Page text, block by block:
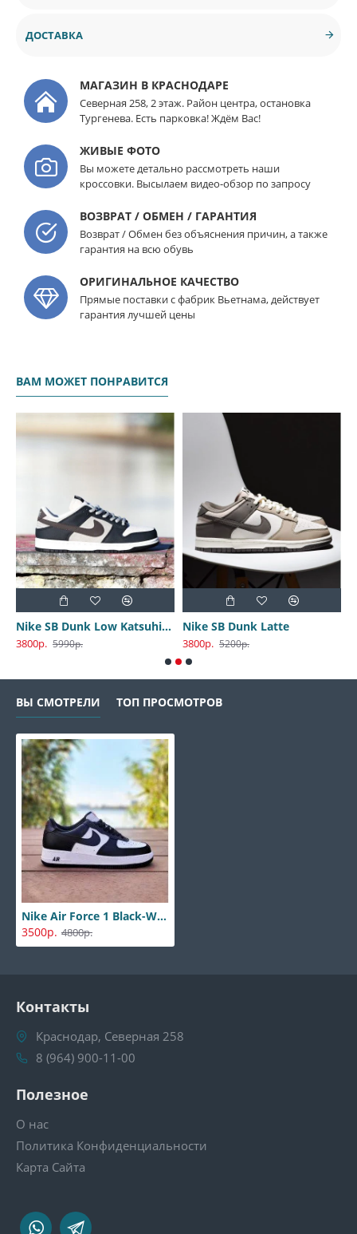
ДОСТАВКА
МАГАЗИН В КРАСНОДАРЕ
Северная 258, 2 этаж. Район центра, остановка
Тургенева. Есть парковка! Ждём Вас!
ЖИВЫЕ ФОТО
Вы можете детально рассмотреть наши
кроссовки. Высылаем видео-обзор по запросу
ВОЗВРАТ / ОБМЕН / ГАРАНТИЯ
Возврат / Обмен без объяснения причин, а также
гарантия на всю обувь
ОРИГИНАЛЬНОЕ КАЧЕСТВО
Прямые поставки с фабрик Вьетнама, действует
гарантия лучшей цены
ВАМ МОЖЕТ ПОНРАВИТСЯ
Nike SB Dunk Low Katsuhiro Otomo
3800р. 5990р.
Nike SB Dunk Latte
3800р. 5200р.
ВЫ СМОТРЕЛИ ТОП ПРОСМОТРОВ
Nike Air Force 1 Black-White-Red
3500р. 4800р.
Контакты
Краснодар, Северная 258
8 (964) 900-11-00
Полезное
О нас
Политика Конфиденциальности
Карта Сайта